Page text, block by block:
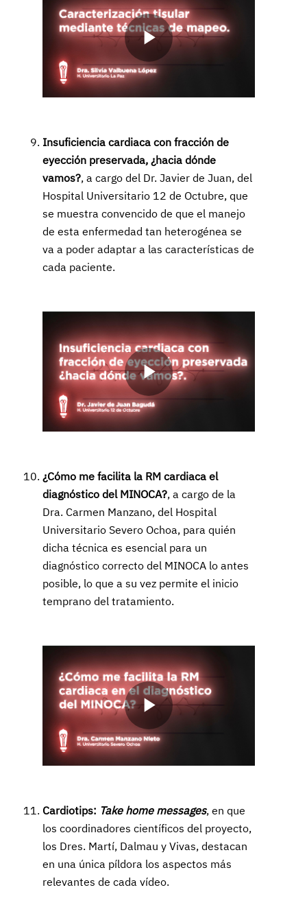
Play
Insuficiencia cardiaca con fracción de
eyección preservada, ¿hacia dónde
vamos?, a cargo del Dr. Javier de Juan, del
Hospital Universitario 12 de Octubre, que
se muestra convencido de que el manejo
de esta enfermedad tan heterogénea se
va a poder adaptar a las características de
cada paciente.
Play
¿Cómo me facilita la RM cardiaca el
diagnóstico del MINOCA?, a cargo de la
Dra. Carmen Manzano, del Hospital
Universitario Severo Ochoa, para quién
dicha técnica es esencial para un
diagnóstico correcto del MINOCA lo antes
posible, lo que a su vez permite el inicio
temprano del tratamiento.
Play
Cardiotips: Take home messages, en que
los coordinadores científicos del proyecto,
los Dres. Martí, Dalmau y Vivas, destacan
en una única píldora los aspectos más
relevantes de cada vídeo.